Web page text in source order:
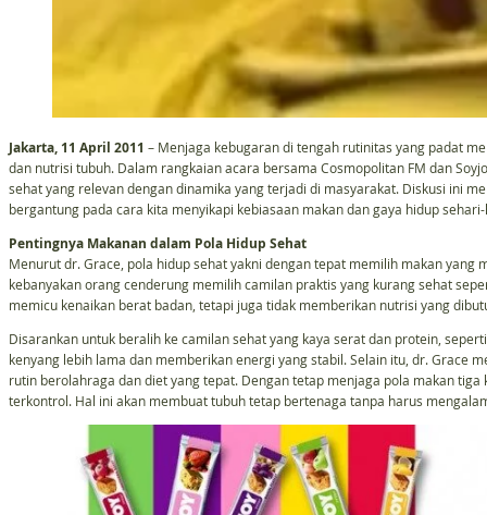
Jakarta, 11 April 2011 – Menjaga kebugaran di tengah rutinitas yang padat
dan nutrisi tubuh. Dalam rangkaian acara bersama Cosmopolitan FM dan
sehat yang relevan dengan dinamika yang terjadi di masyarakat. Diskusi ini
bergantung pada cara kita menyikapi kebiasaan makan dan gaya hidup
Pentingnya Makanan dalam Pola Hidup Sehat
Menurut dr. Grace, pola hidup sehat yakni dengan tepat memilih makan yang
kebanyakan orang cenderung memilih camilan praktis yang kurang sehat
memicu kenaikan berat badan, tetapi juga tidak memberikan nutrisi yang
Disarankan untuk beralih ke camilan sehat yang kaya serat dan protein,
kenyang lebih lama dan memberikan energi yang stabil. Selain itu, dr. Grace
rutin berolahraga dan diet yang tepat. Dengan tetap menjaga pola makan
terkontrol. Hal ini akan membuat tubuh tetap bertenaga tanpa harus